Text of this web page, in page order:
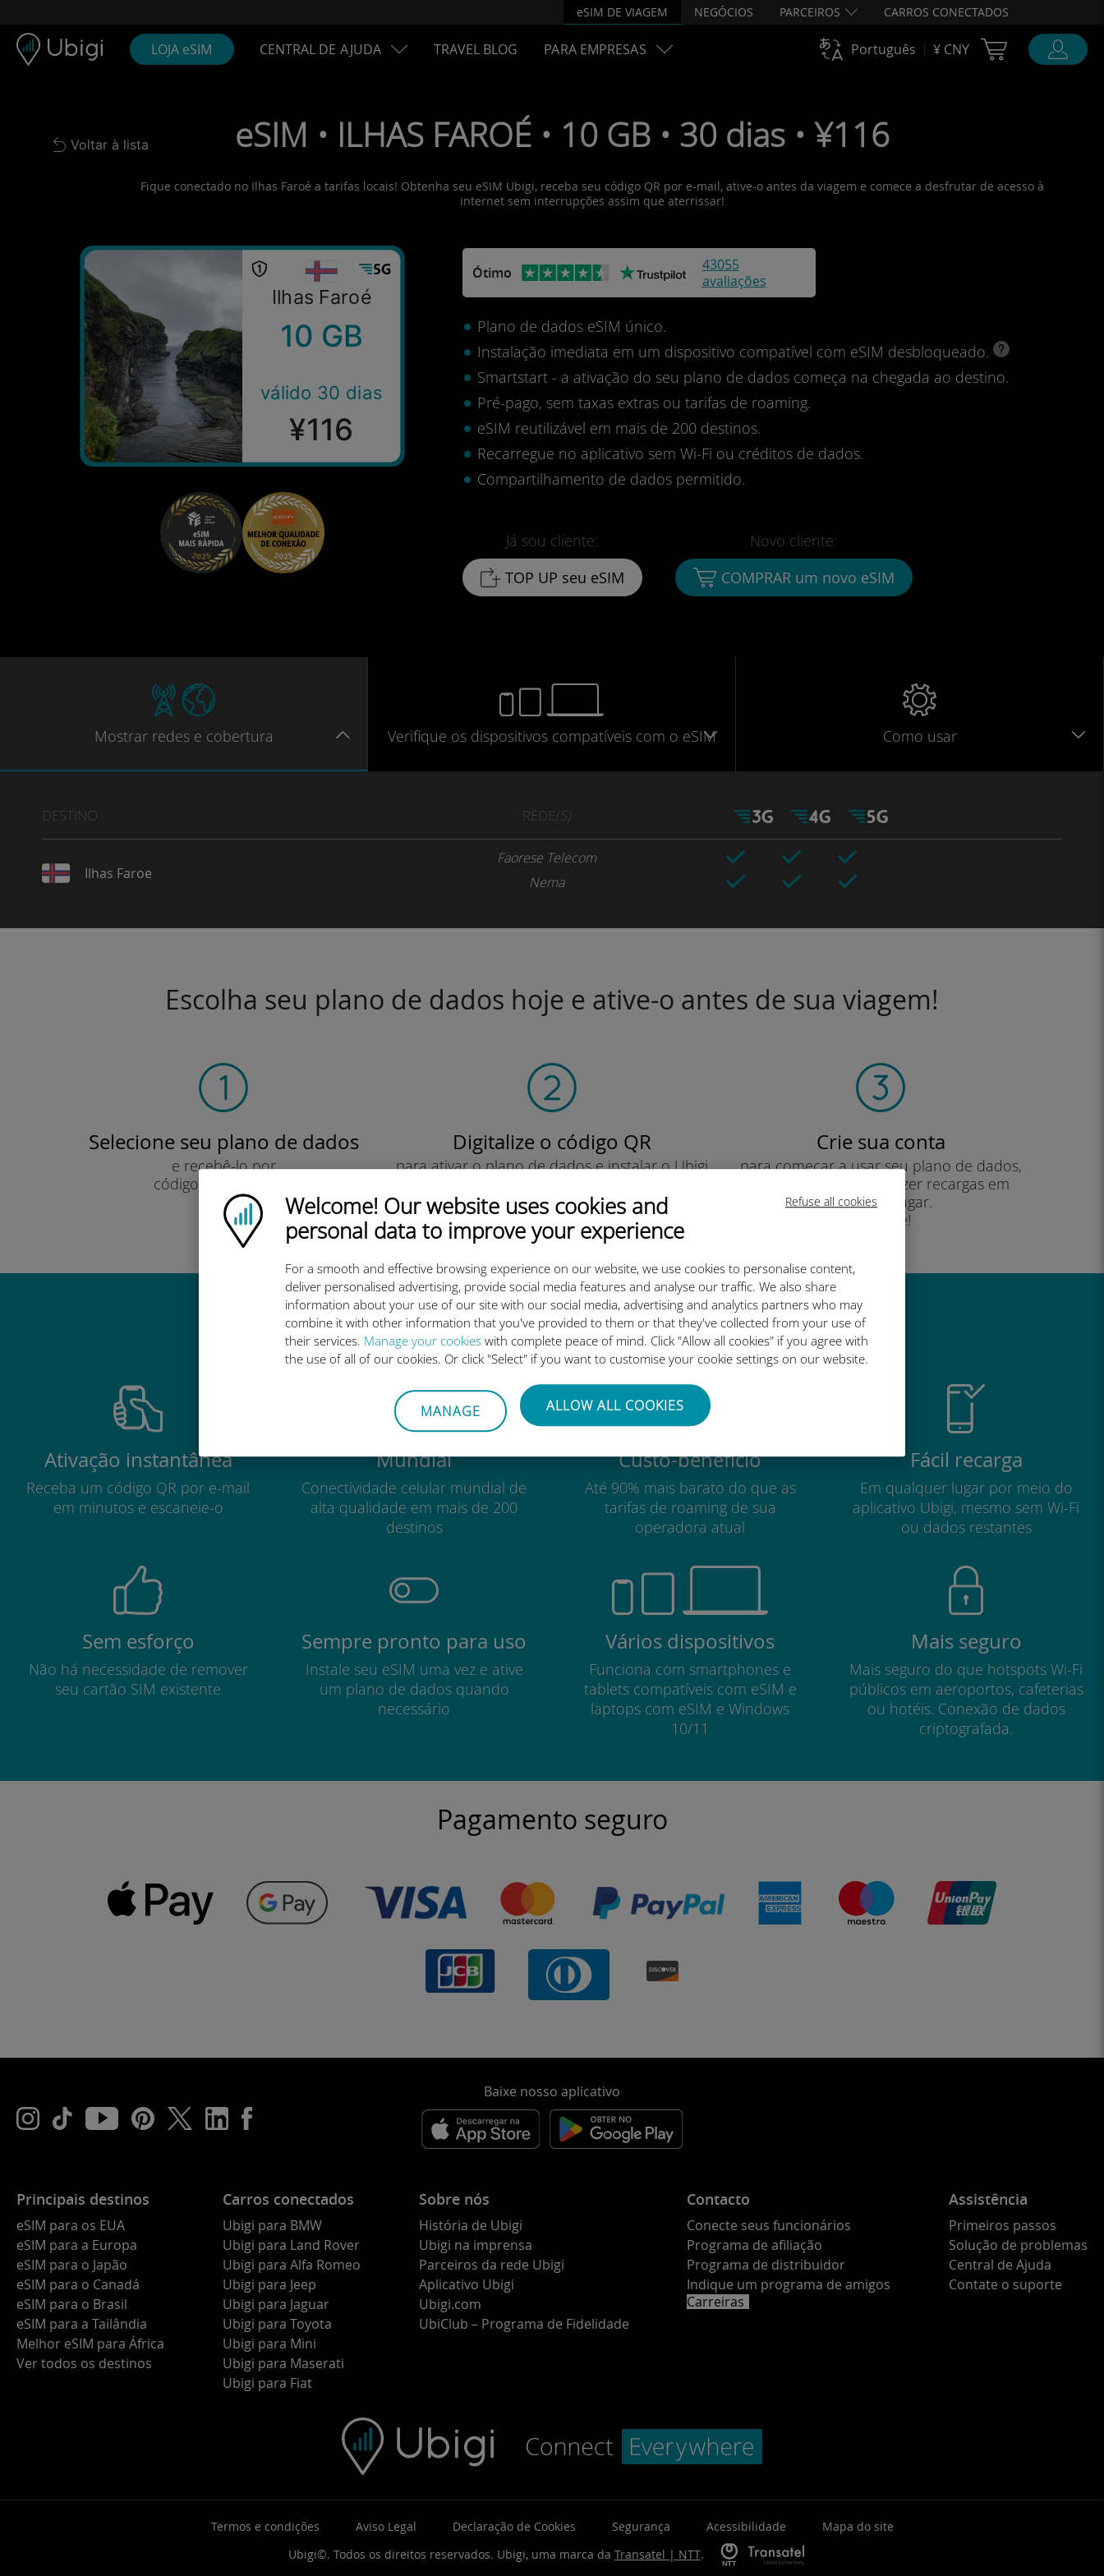
Refuse all cookies
Ubigi logo
Welcome! Our website uses cookies and
personal data to improve your experience
For a smooth and effective browsing experience on our website, we use cookies to personalise content,
deliver personalised advertising, provide social media features and analyse our traffic. We also share
information about your use of our site with our social media, advertising and analytics partners who may
combine it with other information that you've provided to them or that they've collected from your use of
their services. Manage your cookies with complete peace of mind. Click "Allow all cookies" if you agree with
the use of all of our cookies. Or click "Select" if you want to customise your cookie settings on our website.
MANAGE ALLOW ALL COOKIES
eSIM DE VIAGEM NEGÓCIOS PARCEIROS CARROS CONECTADOS
LOJA eSIM CENTRAL DE AJUDA TRAVEL BLOG PARA EMPRESAS Português ¥ CNY Cart Ubigi
Back to list
Voltar à lista eSIM • ILHAS FAROÉ • 10 GB • 30 dias • ¥116
Fique conectado no Ilhas Faroé a tarifas locais! Obtenha seu eSIM Ubigi, receba seu código QR por e-mail, ative-o antes da viagem e comece a desfrutar de acesso à
internet sem interrupções assim que aterrissar!
Ilhas Faroé
10 GB
válido 30 dias
¥116
Ótimo
43055
avaliações
Plano de dados eSIM único.
Instalação imediata em um dispositivo compatível com eSIM desbloqueado.
Smartstart - a ativação do seu plano de dados começa na chegada ao destino.
Pré-pago, sem taxas extras ou tarifas de roaming.
eSIM reutilizável em mais de 200 destinos.
Recarregue no aplicativo sem Wi-Fi ou créditos de dados.
Compartilhamento de dados permitido.
Já sou cliente:
TOP UP seu eSIM
Novo cliente:
COMPRAR um novo eSIM
Mostrar redes e cobertura Verifique os dispositivos compatíveis com o eSIM Como usar
DESTINO REDE(S)
Ilhas Faroe
Faorese Telecom
Nema
Escolha seu plano de dados hoje e ative-o antes de sua viagem!
Selecione seu plano de dados
e recebê-lo por
código QR via e-mail.
Rápido!
Digitalize o código QR
para ativar o plano de dados e instalar o Ubigi
Simples!
Crie sua conta
para começar a usar seu plano de dados,
verificar seu saldo e fazer recargas em
qualquer lugar.
Desfrute!
Por que o eSIM internacional da Ubigi é tão bom
Ativação instantânea
Receba um código QR por e-mail
em minutos e escaneie-o
Mundial
Conectividade celular mundial de
alta qualidade em mais de 200
destinos
Custo-benefício
Até 90% mais barato do que as
tarifas de roaming de sua
operadora atual
Fácil recarga
Em qualquer lugar por meio do
aplicativo Ubigi, mesmo sem Wi-Fi
ou dados restantes
Sem esforço
Não há necessidade de remover
seu cartão SIM existente
Sempre pronto para uso
Instale seu eSIM uma vez e ative
um plano de dados quando
necessário
Vários dispositivos
Funciona com smartphones e
tablets compatíveis com eSIM e
laptops com eSIM e Windows
10/11
Mais seguro
Mais seguro do que hotspots Wi-Fi
públicos em aeroportos, cafeterias
ou hotéis. Conexão de dados
criptografada.
Pagamento seguro
Baixe nosso aplicativo
Principais destinos
eSIM para os EUA
eSIM para a Europa
eSIM para o Japão
eSIM para o Canadá
eSIM para o Brasil
eSIM para a Tailândia
Melhor eSIM para África
Ver todos os destinos
Carros conectados
Ubigi para BMW
Ubigi para Land Rover
Ubigi para Alfa Romeo
Ubigi para Jeep
Ubigi para Jaguar
Ubigi para Toyota
Ubigi para Mini
Ubigi para Maserati
Ubigi para Fiat
Sobre nós
História de Ubigi
Ubigi na imprensa
Parceiros da rede Ubigi
Aplicativo Ubigi
Ubigi.com
UbiClub – Programa de Fidelidade
Contacto
Conecte seus funcionários
Programa de afiliação
Programa de distribuidor
Indique um programa de amigos
Carreiras
Assistência
Primeiros passos
Solução de problemas
Central de Ajuda
Contate o suporte
Termos e condições Aviso Legal Declaração de Cookies Segurança Acessibilidade
Mapa do site
Ubigi©. Todos os direitos reservados. Ubigi, uma marca da Transatel | NTT.